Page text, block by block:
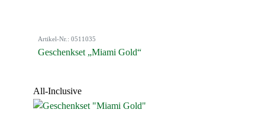
Artikel-Nr.: 0511035
Geschenkset „Miami Gold“
All-Inclusive